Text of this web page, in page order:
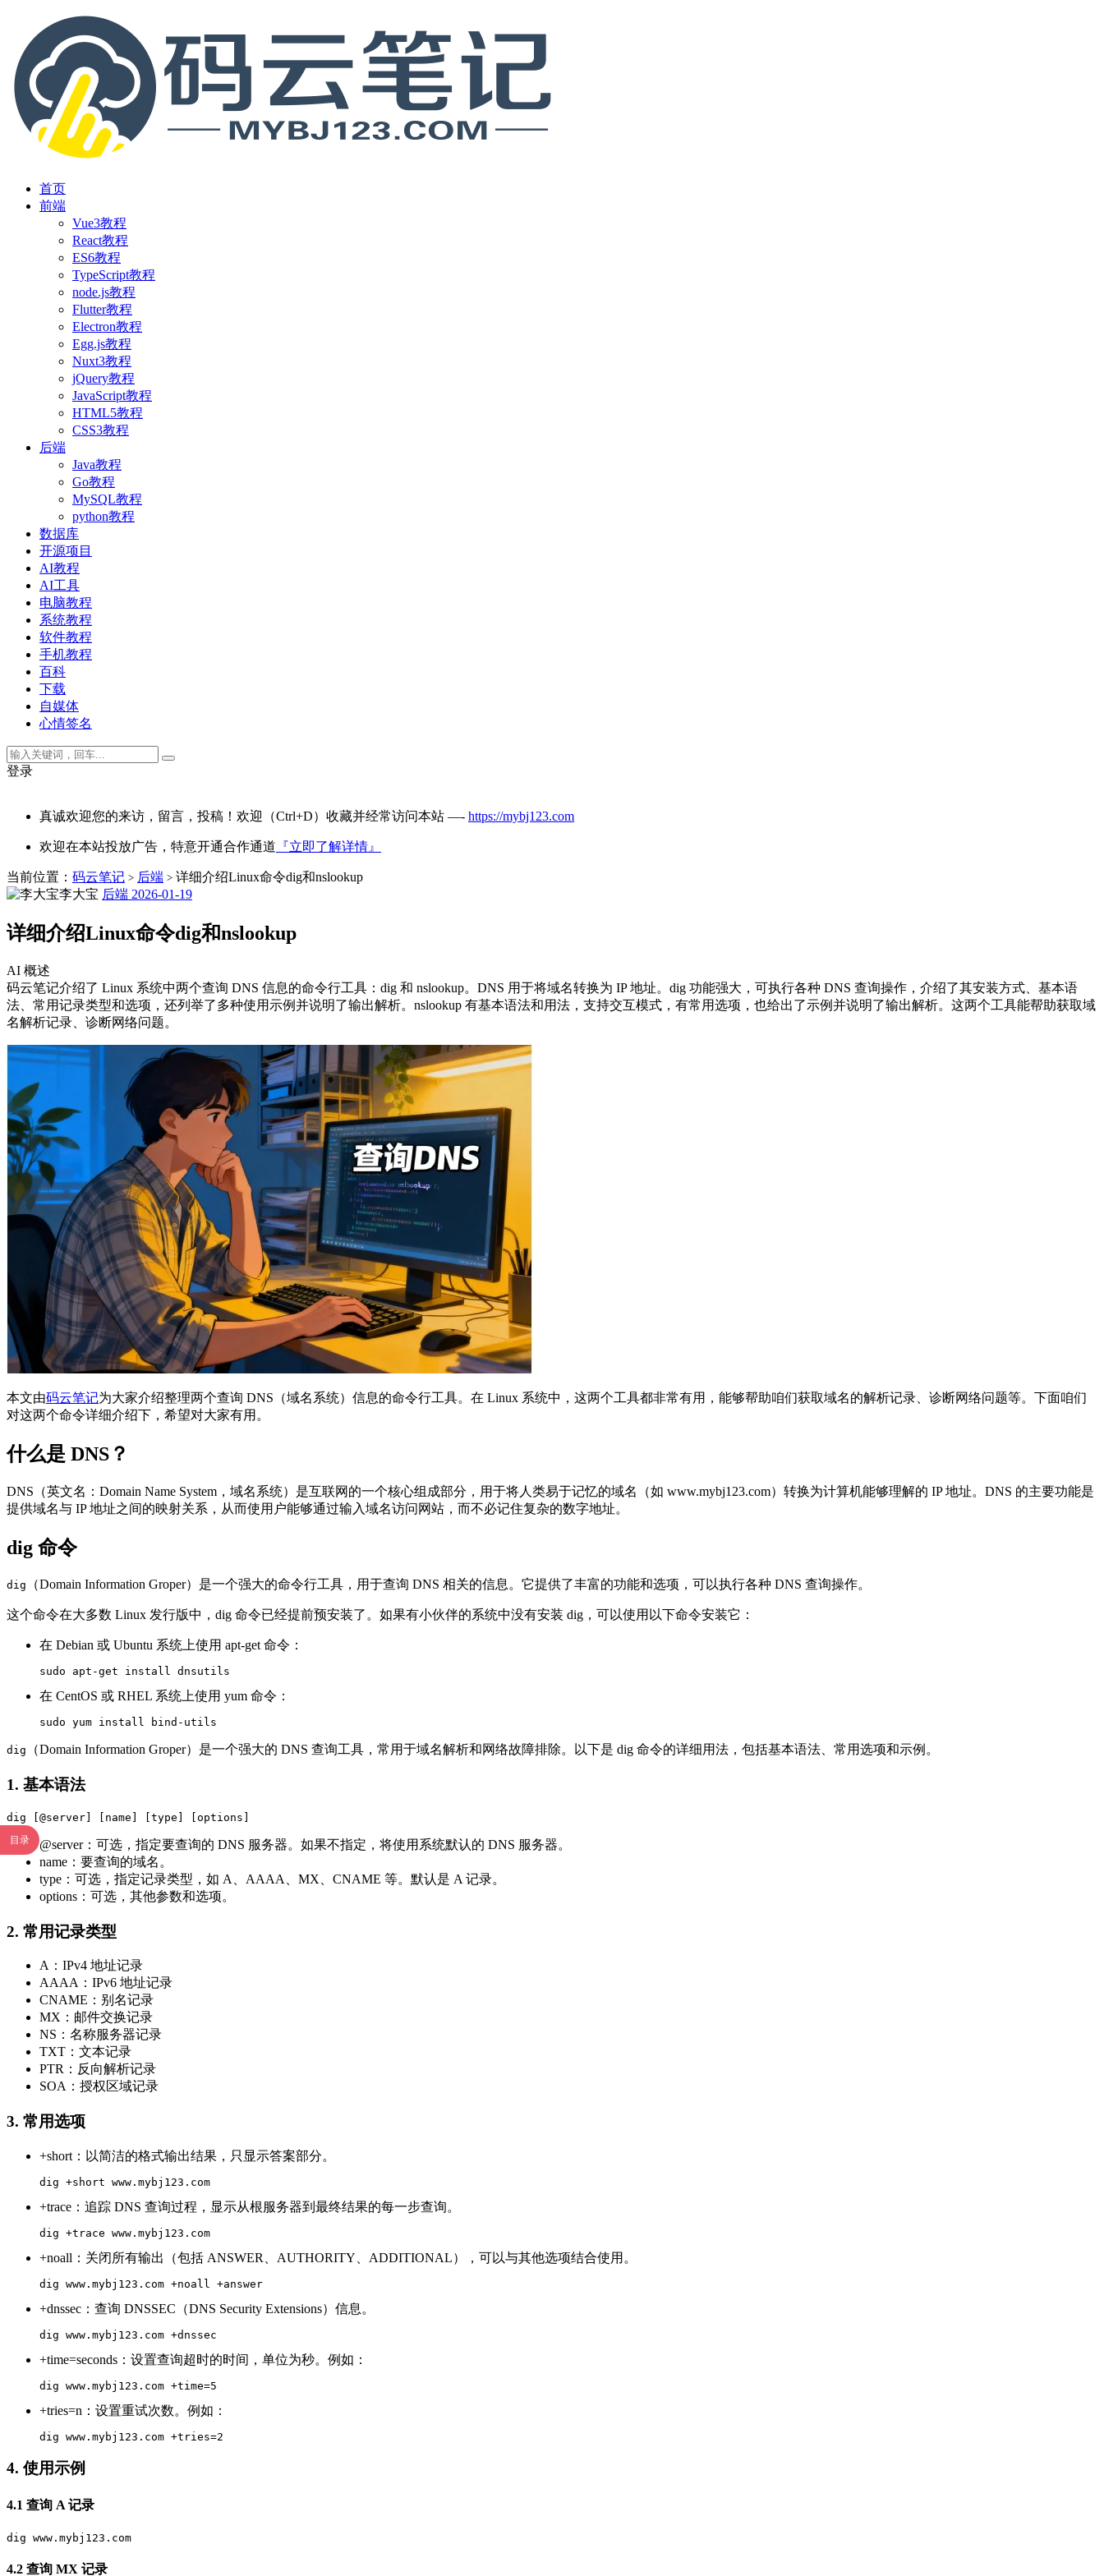
首页
前端
Vue3教程
React教程
ES6教程
TypeScript教程
node.js教程
Flutter教程
Electron教程
Egg.js教程
Nuxt3教程
jQuery教程
JavaScript教程
HTML5教程
CSS3教程
后端
Java教程
Go教程
MySQL教程
python教程
数据库
开源项目
AI教程
AI工具
电脑教程
系统教程
软件教程
手机教程
百科
下载
自媒体
心情签名
登录
真诚欢迎您的来访，留言，投稿！欢迎（Ctrl+D）收藏并经常访问本站 —- https://mybj123.com
欢迎在本站投放广告，特意开通合作通道 『立即了解详情』
当前位置： 码云笔记 > 后端 > 详细介绍Linux命令dig和nslookup
李大宝 后端 2026-01-19
详细介绍Linux命令dig和nslookup
AI 概述
码云笔记介绍了 Linux 系统中两个查询 DNS 信息的命令行工具：dig 和 nslookup。DNS 用于将域名转换为 IP 地址。dig 功能强大，可执行各种 DNS 查询操作，介绍了其安装方式、基本语
法、常用记录类型和选项，还列举了多种使用示例并说明了输出解析。nslookup 有基本语法和用法，支持交互模式，有常用选项，也给出了示例并说明了输出解析。这两个工具能帮助获取域
名解析记录、诊断网络问题。
目录
本文由码云笔记为大家介绍整理两个查询 DNS（域名系统）信息的命令行工具。在 Linux 系统中，这两个工具都非常有用，能够帮助咱们获取域名的解析记录、诊断网络问题等。下面咱们
对这两个命令详细介绍下，希望对大家有用。
什么是 DNS？
DNS（英文名：Domain Name System，域名系统）是互联网的一个核心组成部分，用于将人类易于记忆的域名（如 www.mybj123.com）转换为计算机能够理解的 IP 地址。DNS 的主要功能是
提供域名与 IP 地址之间的映射关系，从而使用户能够通过输入域名访问网站，而不必记住复杂的数字地址。
dig 命令
dig （Domain Information Groper）是一个强大的命令行工具，用于查询 DNS 相关的信息。它提供了丰富的功能和选项，可以执行各种 DNS 查询操作。
这个命令在大多数 Linux 发行版中，dig 命令已经提前预安装了。如果有小伙伴的系统中没有安装 dig，可以使用以下命令安装它：
在 Debian 或 Ubuntu 系统上使用 apt-get 命令：
sudo apt-get install dnsutils
在 CentOS 或 RHEL 系统上使用 yum 命令：
sudo yum install bind-utils
dig （Domain Information Groper）是一个强大的 DNS 查询工具，常用于域名解析和网络故障排除。以下是 dig 命令的详细用法，包括基本语法、常用选项和示例。
1. 基本语法
dig [@server] [name] [type] [options]
@server：可选，指定要查询的 DNS 服务器。如果不指定，将使用系统默认的 DNS 服务器。
name：要查询的域名。
type：可选，指定记录类型，如 A、AAAA、MX、CNAME 等。默认是 A 记录。
options：可选，其他参数和选项。
2. 常用记录类型
A：IPv4 地址记录
AAAA：IPv6 地址记录
CNAME：别名记录
MX：邮件交换记录
NS：名称服务器记录
TXT：文本记录
PTR：反向解析记录
SOA：授权区域记录
3. 常用选项
+short：以简洁的格式输出结果，只显示答案部分。
dig +short www.mybj123.com
+trace：追踪 DNS 查询过程，显示从根服务器到最终结果的每一步查询。
dig +trace www.mybj123.com
+noall：关闭所有输出（包括 ANSWER、AUTHORITY、ADDITIONAL），可以与其他选项结合使用。
dig www.mybj123.com +noall +answer
+dnssec：查询 DNSSEC（DNS Security Extensions）信息。
dig www.mybj123.com +dnssec
+time=seconds：设置查询超时的时间，单位为秒。例如：
dig www.mybj123.com +time=5
+tries=n：设置重试次数。例如：
dig www.mybj123.com +tries=2
4. 使用示例
4.1 查询 A 记录
dig www.mybj123.com
4.2 查询 MX 记录